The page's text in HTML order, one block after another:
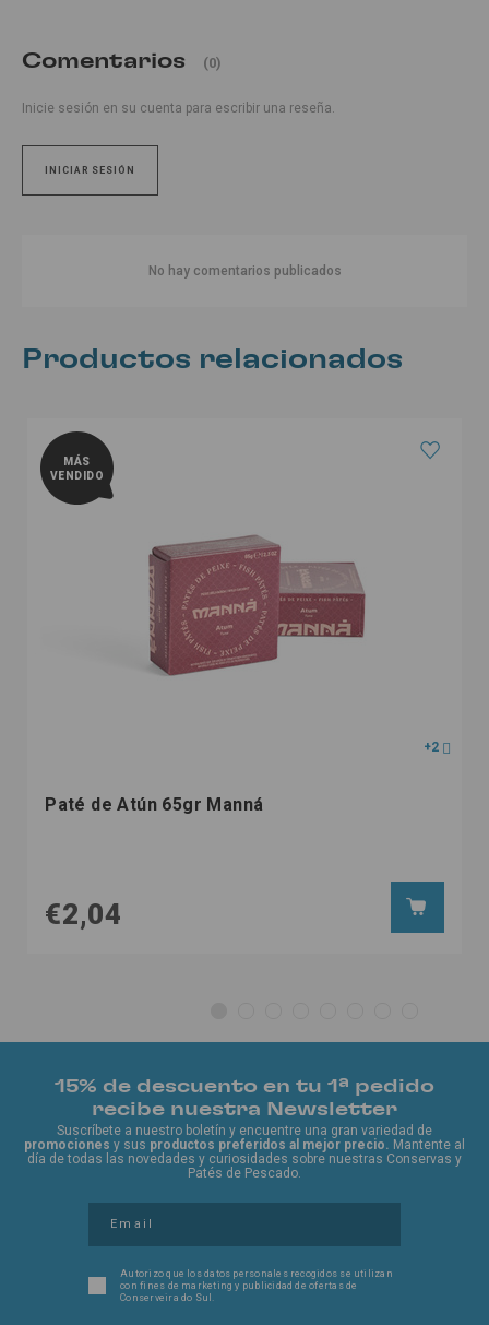
Comentarios (0)
Inicie sesión en su cuenta para escribir una reseña.
INICIAR SESIÓN
No hay comentarios publicados
Productos relacionados
MÁS
VENDIDO
+2
Paté de Atún 65gr Manná
€2,04
15% de descuento en tu 1ª pedido
recibe nuestra Newsletter
Suscríbete a nuestro boletín y encuentre una gran variedad de
promociones y sus productos preferidos al mejor precio. Mantente al
día de todas las novedades y curiosidades sobre nuestras Conservas y
Patés de Pescado.
Autorizo ​​que los datos personales recogidos se utilizan
con fines de marketing y publicidad de ofertas de
Conserveira do Sul.